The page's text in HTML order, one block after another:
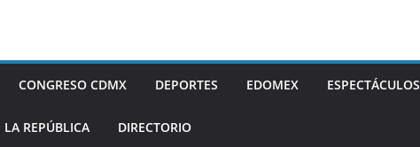
CONGRESO CDMX DEPORTES EDOMEX ESPECTÁCULOS
REPÚBLICA DIRECTORIO